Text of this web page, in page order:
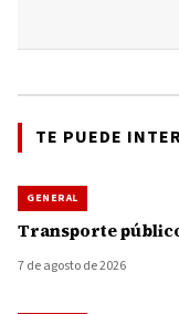
TE PUEDE
GENERAL
Transporte
7 de agosto de 2026